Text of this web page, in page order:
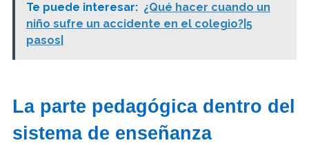
Te puede interesar: ¿Qué hacer cuando un
niño sufre un accidente en el colegio?|5
pasos|
La parte pedagógica dentro del
sistema de enseñanza